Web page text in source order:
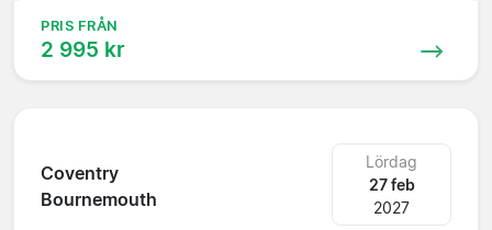
PRIS FRÅN
2 995 kr
Coventry
Bournemouth
Lördag
27 feb
2027